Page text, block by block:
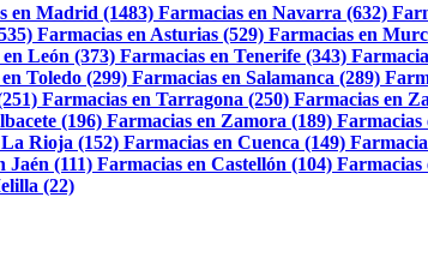
en Madrid (1483) Farmacias en Navarra (632)
Farmacias en Asturias (529) Farmacias en
León (373) Farmacias en Tenerife (343)
Toledo (299) Farmacias en Salamanca (289)
Farmacias en Tarragona (250) Farmacias en
(196) Farmacias en Zamora (189) Farmacias
Rioja (152) Farmacias en Cuenca (149)
Jaén (111) Farmacias en Castellón (104) Farmacias
(22)